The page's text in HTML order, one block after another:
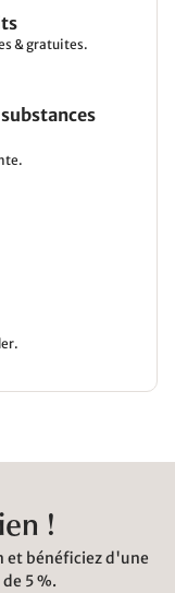
& gratuites.
!
bénéficiez d'une
5 %.